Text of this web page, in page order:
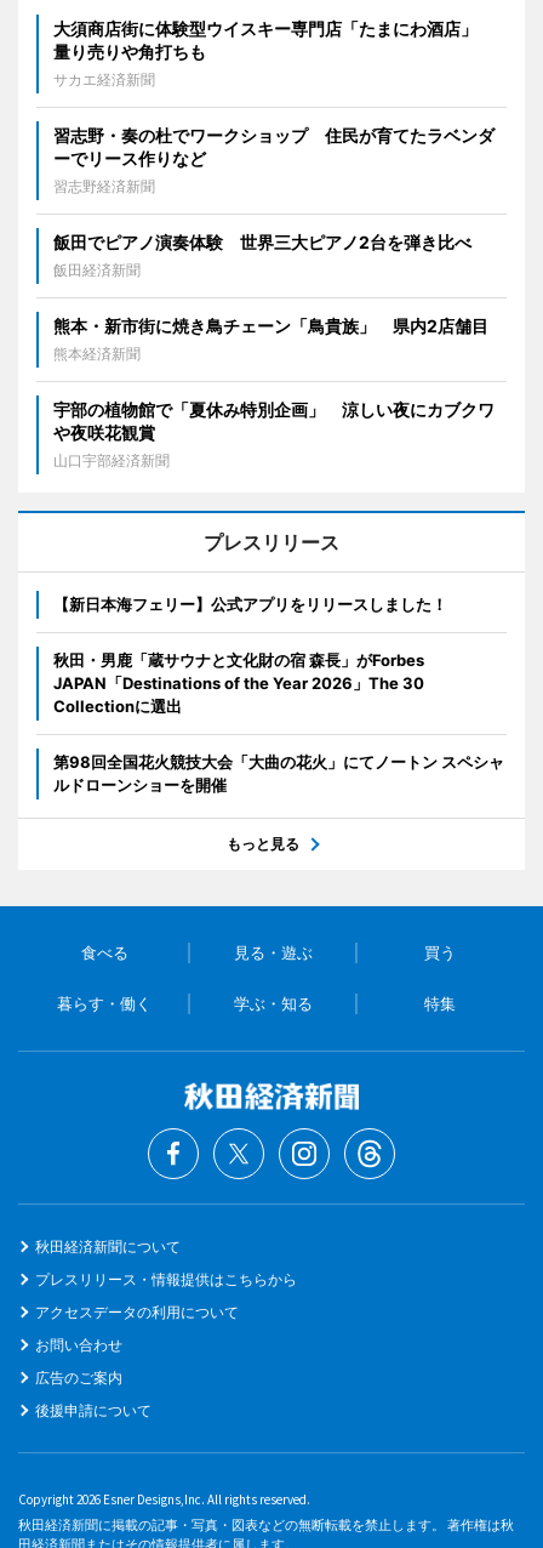
大須商店街に体験型ウイスキー専門店「たまにわ酒店」
量り売りや角打ちも
サカエ経済新聞
習志野・奏の杜でワークショップ 住民が育てたラベンダ
ーでリース作りなど
習志野経済新聞
飯田でピアノ演奏体験 世界三大ピアノ2台を弾き比べ
飯田経済新聞
熊本・新市街に焼き鳥チェーン「鳥貴族」 県内2店舗目
熊本経済新聞
宇部の植物館で「夏休み特別企画」 涼しい夜にカブクワ
や夜咲花観賞
山口宇部経済新聞
プレスリリース
【新日本海フェリー】公式アプリをリリースしました！
秋田・男鹿「蔵サウナと文化財の宿 森長」がForbes
JAPAN「Destinations of the Year 2026」The 30
Collectionに選出
第98回全国花火競技大会「大曲の花火」にてノートン スペシャ
ルドローンショーを開催
もっと見る
食べる 見る・遊ぶ 買う
暮らす・働く 学ぶ・知る 特集
秋田経済新聞について
プレスリリース・情報提供はこちらから
アクセスデータの利用について
お問い合わせ
広告のご案内
後援申請について
Copyright 2026 Esner Designs,Inc. All rights reserved.
秋田経済新聞に掲載の記事・写真・図表などの無断転載を禁止します。 著作権は秋
田経済新聞またはその情報提供者に属します。